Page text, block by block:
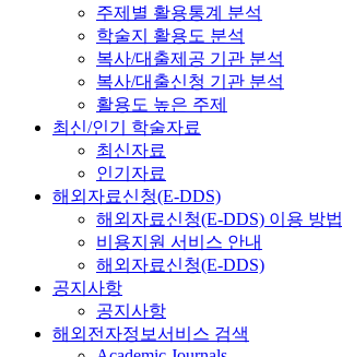
주제별 활용통계 분석
학술지 활용도 분석
복사/대출제공 기관 분석
복사/대출신청 기관 분석
활용도 높은 주제
최신/인기 학술자료
최신자료
인기자료
해외자료신청(E-DDS)
해외자료신청(E-DDS) 이용 방법
비용지원 서비스 안내
해외자료신청(E-DDS)
공지사항
공지사항
해외전자정보서비스 검색